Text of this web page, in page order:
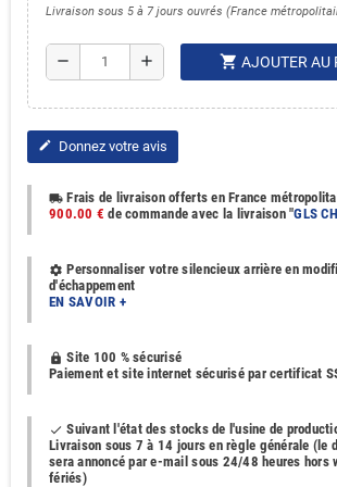
Livraison sous 5 à 7 jours ouvrés (France
remove add shopping_cart AJOUTER AU
edit Donnez votre avis
local_shipping Frais de livraison offerts en France
900.00 € de commande avec la livraison "GLS
settings Personnaliser votre silencieux arrière en
d'échappement
EN SAVOIR +
https Site 100 % sécurisé
Paiement et site internet sécurisé par certificat
done Suivant l'état des stocks de l'usine de
Livraison sous 7 à 14 jours en règle générale (le
sera annoncé par e-mail sous 24/48 heures hors
fériés)